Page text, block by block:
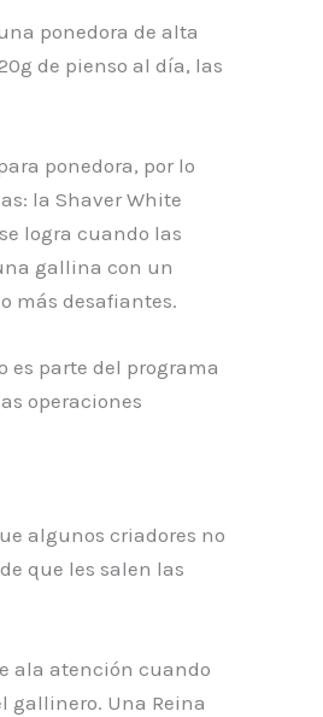
ponedora de alta
de pienso al día, las
ponedora, por lo
la Shaver White
logra cuando las
gallina con un
más desafiantes.
es parte del programa
operaciones
algunos criadores no
que les salen las
ala atención cuando
gallinero. Una Reina